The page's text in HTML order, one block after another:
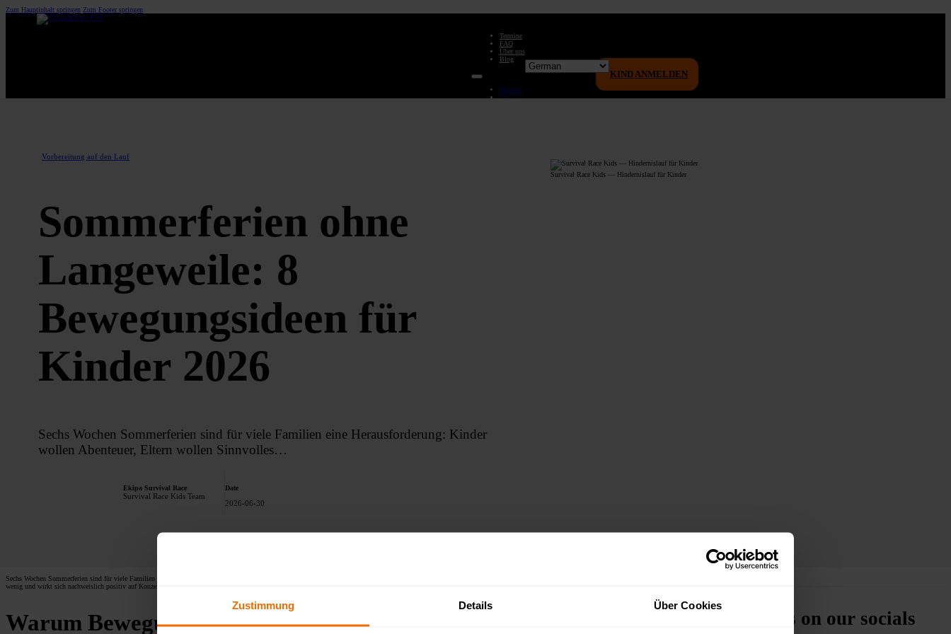
Zustimmung Details Über Cookies
Zum Hauptinhalt springen Zum Footer springen
Termine
FAQ
Über uns
Blog
Termine
FAQ
KIND ANMELDEN
Vorbereitung auf den Lauf
Sommerferien ohne
Langeweile: 8
Bewegungsideen für
Kinder 2026
Sechs Wochen Sommerferien sind für viele Familien eine Herausforderung: Kinder
wollen Abenteuer, Eltern wollen Sinnvolles…
Ekipa Survival Race
Survival Race Kids Team
Date
2026-06-30
Survival Race Kids — Hindernislauf für Kinder
Sechs Wochen Sommerferien sind für viele Familien eine Herausforderung: Kinder wollen Abenteuer, Eltern wollen Sinnvolles — und der Bildschirm lockt mit der geringsten Energie. Die gute Nachricht: Bewegung macht Spaß, kostet oft
wenig und wirkt sich nachweislich positiv auf Konzentration, Schlaf und Selbstbewusstsein von Kindern aus. Hier sind acht konkrete Ideen für aktive Ferienwochen — ohne teure Buchungen und komplizierte Planung.
Warum Bewegung in den Sommerferien so wichtig ist Follow us on our socials